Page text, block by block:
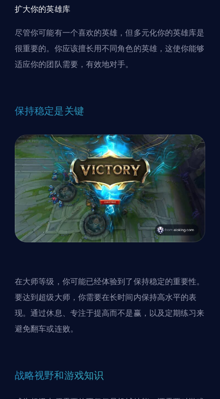
扩大你的英雄库
尽管你可能有一个喜欢的英雄，但多元化你的英雄库是
很重要的。你应该擅长用不同角色的英雄，这使你能够
适应你的团队需要，有效地对手。
保持稳定是关键
在大师等级，你可能已经体验到了保持稳定的重要性。
要达到超级大师，你需要在长时间内保持高水平的表
现。通过休息、专注于提高而不是赢，以及定期练习来
避免翻车或连败。
战略视野和游戏知识